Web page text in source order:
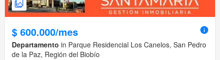
$ 600.000/mes
Departamento in Parque Residencial Los Canelos, San Pedro
de la Paz, Región del Biobío